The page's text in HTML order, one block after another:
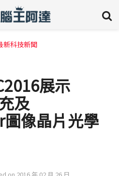
新科技新聞
展示
及
像晶片光學